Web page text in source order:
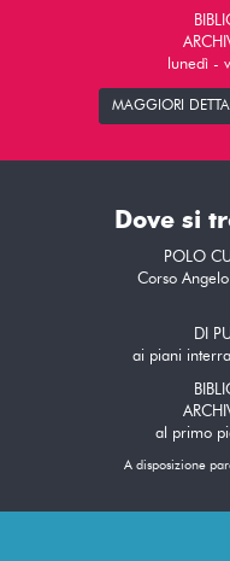
lunedì -
MAGGIORI
Dove si
POLO
Corso
DI
ai piani
al primo
A disposizione